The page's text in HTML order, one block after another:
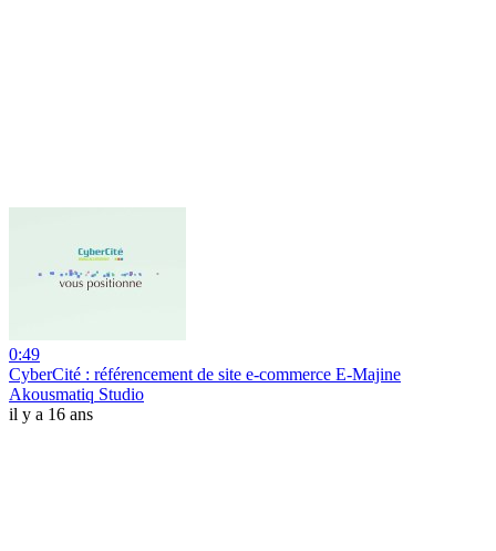
0:49
CyberCité : référencement de site e-commerce E-Majine
Akousmatiq Studio
il y a 16 ans